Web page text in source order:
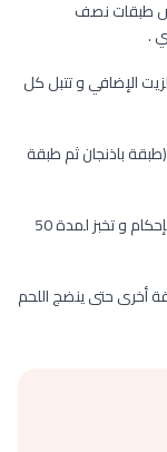
طبقات نصف
.
الإضافي و تتبل كل
(طبقة باذنجان ثم طبقة
توضع عليها شرائح اللحم و تغطى بورق فويل بإحكام و تخبز لمدة 50
وتُخبز مرة أخرى لمدة 15-20 دقيقة أخرى حتى ينضج اللحم